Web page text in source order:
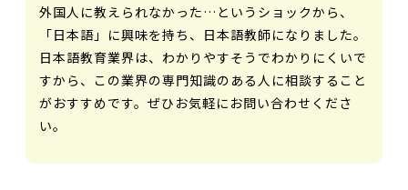
外国人に教えられなかった…というショックから、
「日本語」に興味を持ち、日本語教師になりました。
日本語教育業界は、わかりやすそうでわかりにくいで
すから、この業界の専門知識のある人に相談すること
がおすすめです。ぜひお気軽にお問い合わせくださ
い。